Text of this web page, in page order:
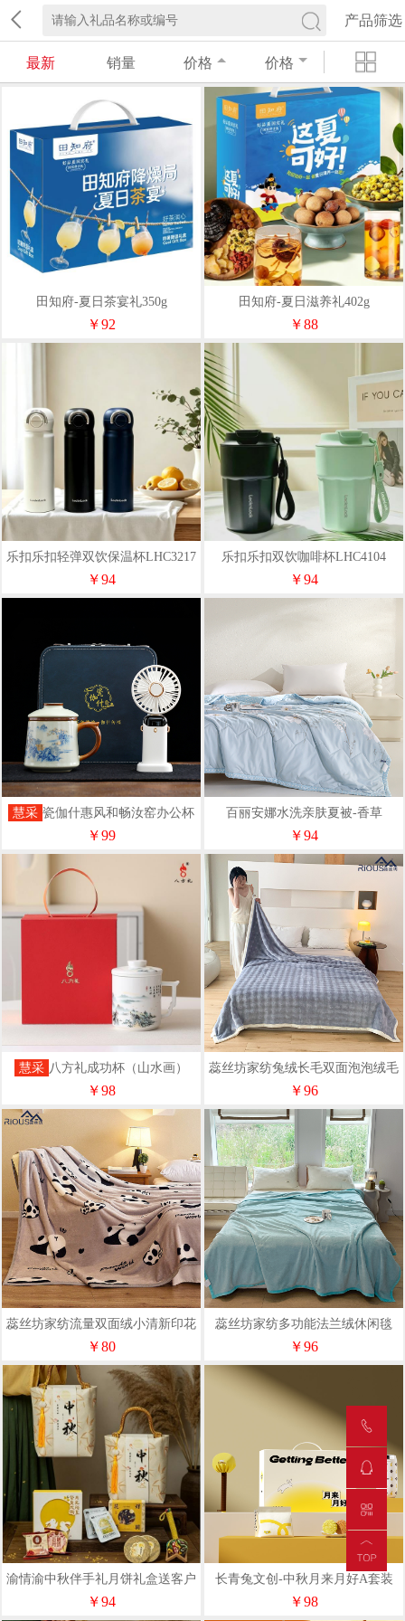
产品筛选
最新 销量 价格 价格
田知府-夏日茶宴礼350g
￥92
田知府-夏日滋养礼402g
￥88
乐扣乐扣轻弹双饮保温杯LHC3217
￥94
乐扣乐扣双饮咖啡杯LHC4104
￥94
慧采 瓷伽什惠风和畅汝窑办公杯
风扇套组CJS-RYFS-001
￥99
百丽安娜水洗亲肤夏被-香草
￥94
慧采 八方礼成功杯（山水画）
BFL2026-10
￥98
蕊丝坊家纺兔绒长毛双面泡泡绒毛
毯150*200cm
￥96
蕊丝坊家纺流量双面绒小清新印花
毛毯150*200cm
￥80
蕊丝坊家纺多功能法兰绒休闲毯
150*200cm
￥96
渝情渝中秋伴手礼月饼礼盒送客户
风栖月桂礼-1
￥94
长青兔文创-中秋月来月好A套装
￥98